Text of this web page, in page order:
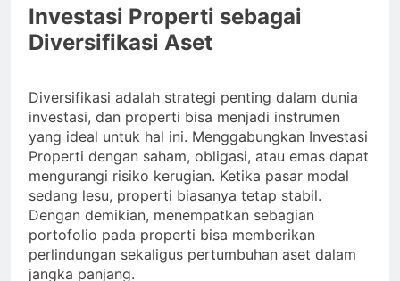
Investasi Properti sebagai
Diversifikasi Aset
Diversifikasi adalah strategi penting dalam dunia
investasi, dan properti bisa menjadi instrumen
yang ideal untuk hal ini. Menggabungkan Investasi
Properti dengan saham, obligasi, atau emas dapat
mengurangi risiko kerugian. Ketika pasar modal
sedang lesu, properti biasanya tetap stabil.
Dengan demikian, menempatkan sebagian
portofolio pada properti bisa memberikan
perlindungan sekaligus pertumbuhan aset dalam
jangka panjang.